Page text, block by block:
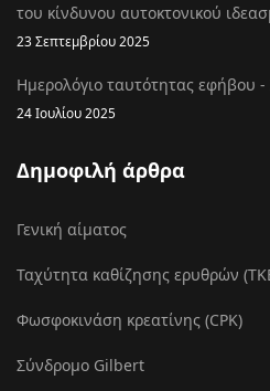
του κίνδυνου αυτοκτονικού
23 Σεπτεμβρίου 2025
Ημερολόγιο ταυτότητας εφήβου
24 Ιουλίου 2025
Δημοφιλή άρθρα
Γενική αίματος
Ταχύτητα καθίζησης ερυθρών
Φωσφοκινάση κρεατίνης (CPK)
Σύνδρομο Gilbert